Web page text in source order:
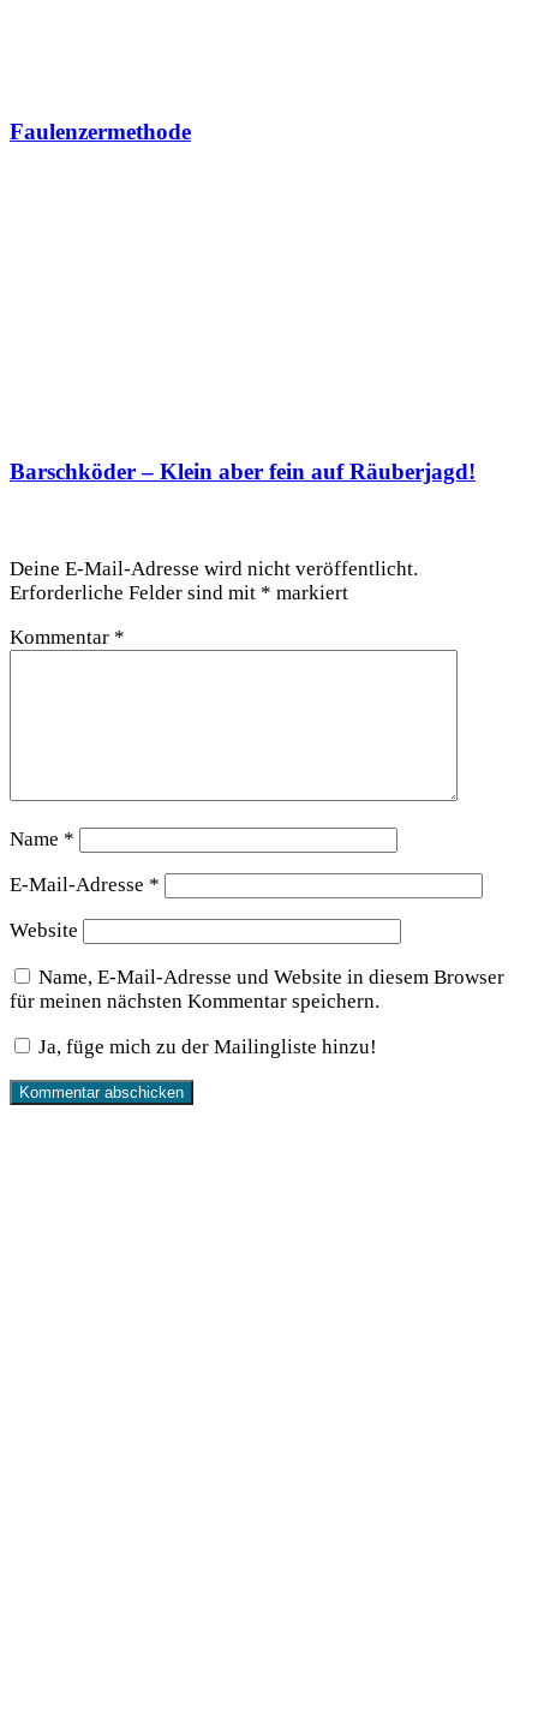
Faulenzermethode
Barschköder – Klein aber fein auf Räuberjagd!
Deine E-Mail-Adresse wird nicht veröffentlicht.
Erforderliche Felder sind mit * markiert
Kommentar *
Name *
E-Mail-Adresse *
Website
Name, E-Mail-Adresse und Website in diesem Browser
für meinen nächsten Kommentar speichern.
Ja, füge mich zu der Mailingliste hinzu!